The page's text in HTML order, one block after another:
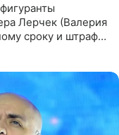
Лерчек (Валерия
сроку и штрафу,